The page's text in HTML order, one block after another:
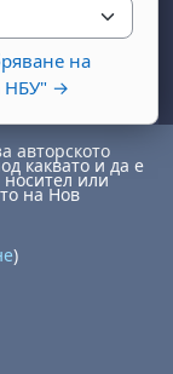
на
НБУ" →
авторското
каквато и да е
или
на Нов
)